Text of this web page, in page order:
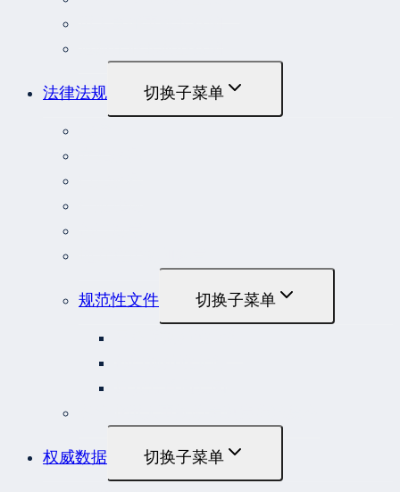
法律法规 切换子菜单
规范性文件 切换子菜单
权威数据 切换子菜单